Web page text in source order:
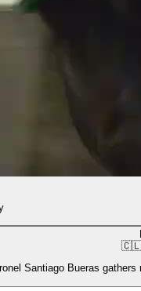
🇨🇱
Santiago Bueras